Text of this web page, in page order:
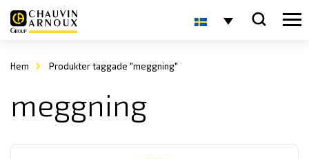
Hem Produkter taggade "meggning"
meggning